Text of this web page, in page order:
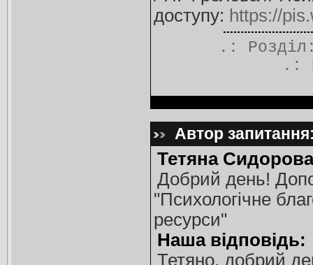
доступу: https://
.:
.:
Автор
Тетяна
Добрий день!
"Психологічне
ресурси"
Наша відповідь:
Тетяно, добрий